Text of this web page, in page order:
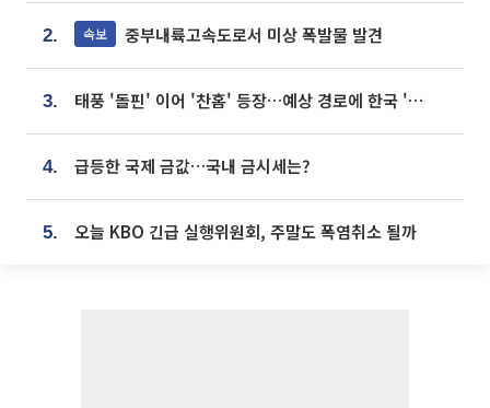
2. 속보 중부내륙고속도로서 미상 폭발물 발견
3. 태풍 '돌핀' 이어 '찬홈' 등장…예상 경로에 한국 '한숨'
4. 급등한 국제 금값…국내 금시세는?
5. 오늘 KBO 긴급 실행위원회, 주말도 폭염취소 될까